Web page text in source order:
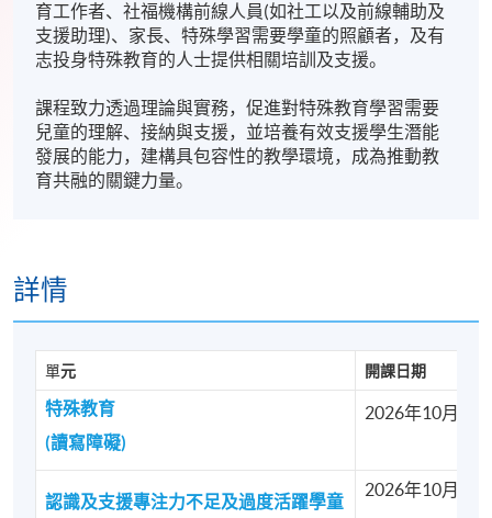
育工作者、社福機構前線人員(如社工以及前線輔助及
支援助理)、家長、特殊學習需要學童的照顧者，及有
志投身特殊教育的人士提供相關培訓及支援。
課程致力透過理論與實務，促進對特殊教育學習需要
兒童的理解、接納與支援，並培養有效支援學生潛能
發展的能力，建構具包容性的教學環境，成為推動教
育共融的關鍵力量。
詳情
單元 開課日期
特殊教育
(讀寫障礙)
2026年10月15
認識及支援專注力不足及過度活躍學童
2026年10月14